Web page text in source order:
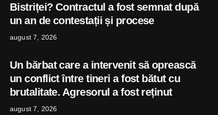
Bistriței? Contractul a fost semnat după
un an de contestații și procese
august 7, 2026
Un bărbat care a intervenit să oprească
un conflict între tineri a fost bătut cu
brutalitate. Agresorul a fost reținut
august 7, 2026